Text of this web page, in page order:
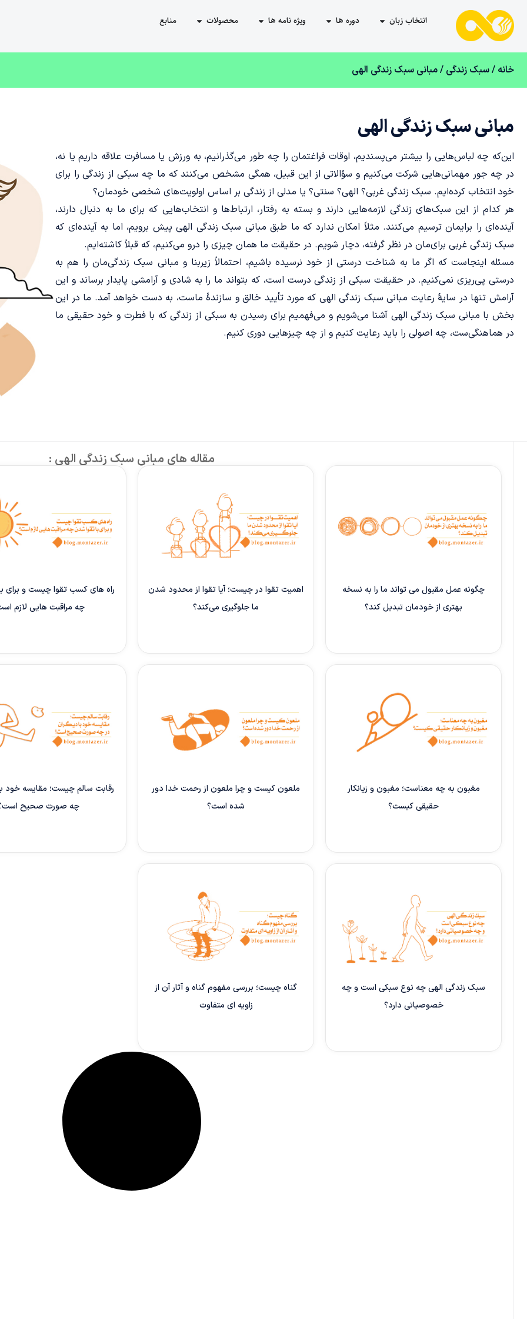
انتخاب زبان دوره ها ویژه نامه ها محصولات منابع
خانه /سبک زندگی / مبانی سبک زندگی الهی
مبانی سبک زندگی الهی
این‌که چه لباس‌هایی را بیشتر می‌پسندیم، اوقات فراغتمان را چه طور می‌گذرانیم، به ورزش یا مسافرت علاقه داریم یا نه،
در چه جور مهمانی‌هایی شرکت می‌کنیم و سؤالاتی از این قبیل، همگی مشخص می‌کنند که ما چه سبکی از زندگی را برای
خود انتخاب کرده‌ایم. سبک زندگی غربی؟ الهی؟ سنتی؟ یا مدلی از زندگی بر اساس اولویت‌های شخصی خودمان؟
هر کدام از این سبک‌های زندگی لازمه‌هایی دارند و بسته به رفتار، ارتباط‌ها و انتخا‌ب‌هایی که برای ما به دنبال دارند،
آینده‌ای را برایمان ترسیم می‌کنند. مثلاً امکان ندارد که ما طبق مبانی سبک زندگی الهی پیش برویم، اما به آینده‌ای که
سبک زندگی غربی برای‌مان در نظر گرفته، دچار شویم. در حقیقت ما همان چیزی را درو می‌کنیم، که قبلاً کاشته‌ایم.
مسئله اینجاست که اگر ما به شناخت درستی از خود نرسیده باشیم، احتمالاً زیربنا و مبانی سبک زندگی‌مان را هم به
درستی پی‌ریزی نمی‌کنیم. در حقیقت سبکی از زندگی درست است، که بتواند ما را به شادی و آرامشی پایدار برساند و این
آرامش تنها در سایۀ رعایت مبانی سبک زندگی الهی که مورد تأیید خالق و سازندۀ ماست، به دست خواهد آمد. ما در این
بخش با مبانی سبک زندگی الهی آشنا می‌شویم و می‌فهمیم برای رسیدن به سبکی از زندگی که با فطرت و خود حقیقی ما
در هماهنگی‌ست، چه اصولی را باید رعایت کنیم و از چه چیزهایی دوری کنیم.
مقاله های مبانی سبک زندگی الهی :
چگونه عمل مقبول می تواند ما را به نسخه
بهتری از خودمان تبدیل کند؟
اهمیت تقوا در چیست؛ آیا تقوا از محدود شدن
ما جلوگیری می‌کند؟
راه های کسب تقوا چیست و برای
چه مراقبت هایی لازم
مغبون به چه معناست؛ مغبون و زیانکار
حقیقی کیست؟
ملعون کیست و چرا ملعون از رحمت خدا دور
شده است؟
رقابت سالم چیست؛ مقایسه خود
چه صورت صحیح
سبک زندگی الهی چه نوع سبکی است و چه
خصوصیاتی دارد؟
گناه چیست؛ بررسی مفهوم گناه و آثار آن از
زاویه‌ ای متفاوت